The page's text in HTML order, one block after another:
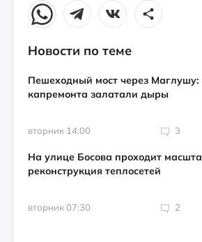
Новости по теме
Пешеходный мост через Маглушу:
капремонта залатали дыры
вторник 14:00 3
На улице Босова проходит
реконструкция теплосетей
вторник 07:30 2